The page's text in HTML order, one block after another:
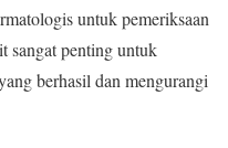
untuk pemeriksaan
sangat penting untuk
berhasil dan mengurangi